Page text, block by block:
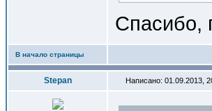
Спасибо,
В начало страницы
Stepan Написано: 01.09.2013,